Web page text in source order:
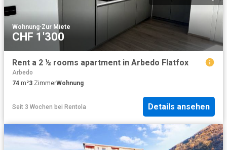
Wohnung·Zur Miete
CHF 1'300
Rent a 2 ½ rooms apartment in Arbedo Flatfox
Arbedo
74 m²3 ZimmerWohnung
Seit 3 Wochen bei Rentola Details ansehen